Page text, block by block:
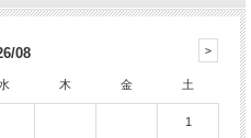
08
木 金 土
1